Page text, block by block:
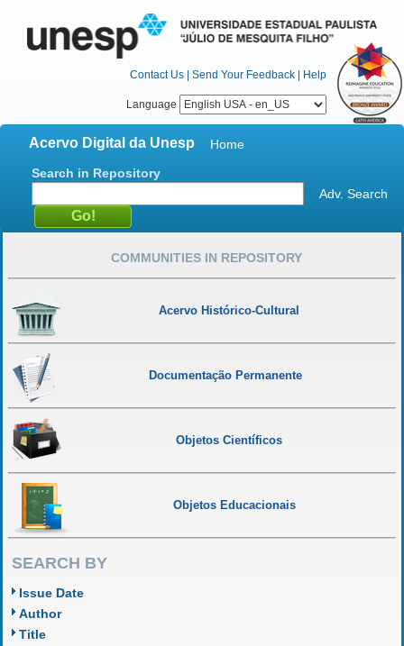
Contact Us | Send Your Feedback | Help
Language
Acervo Digital da Unesp
Home
Search in Repository
Adv. Search
COMMUNITIES IN REPOSITORY
Acervo Histórico-Cultural
Documentação Permanente
Objetos Científicos
Objetos Educacionais
SEARCH BY
Issue Date
Author
Title